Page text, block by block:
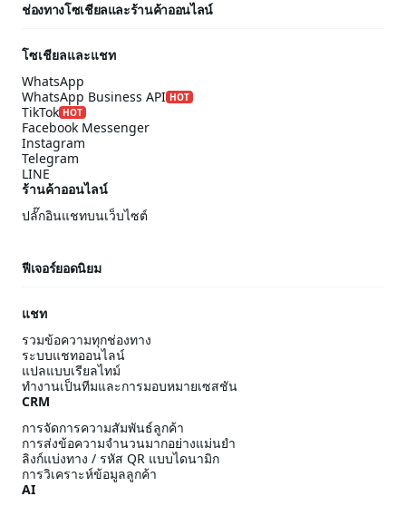
ช่องทางโซเชียลและร้านค้าออนไลน์
โซเชียลและแชท
WhatsApp
WhatsApp Business API HOT
TikTok HOT
Facebook Messenger
Instagram
Telegram
LINE
ร้านค้าออนไลน์
ปลั๊กอินแชทบนเว็บไซต์
ฟีเจอร์ยอดนิยม
แชท
รวมข้อความทุกช่องทาง
ระบบแชทออนไลน์
แปลแบบเรียลไทม์
ทำงานเป็นทีมและการมอบหมายเซสชัน
CRM
การจัดการความสัมพันธ์ลูกค้า
การส่งข้อความจำนวนมากอย่างแม่นยำ
ลิงก์แบ่งทาง / รหัส QR แบบไดนามิก
การวิเคราะห์ข้อมูลลูกค้า
AI